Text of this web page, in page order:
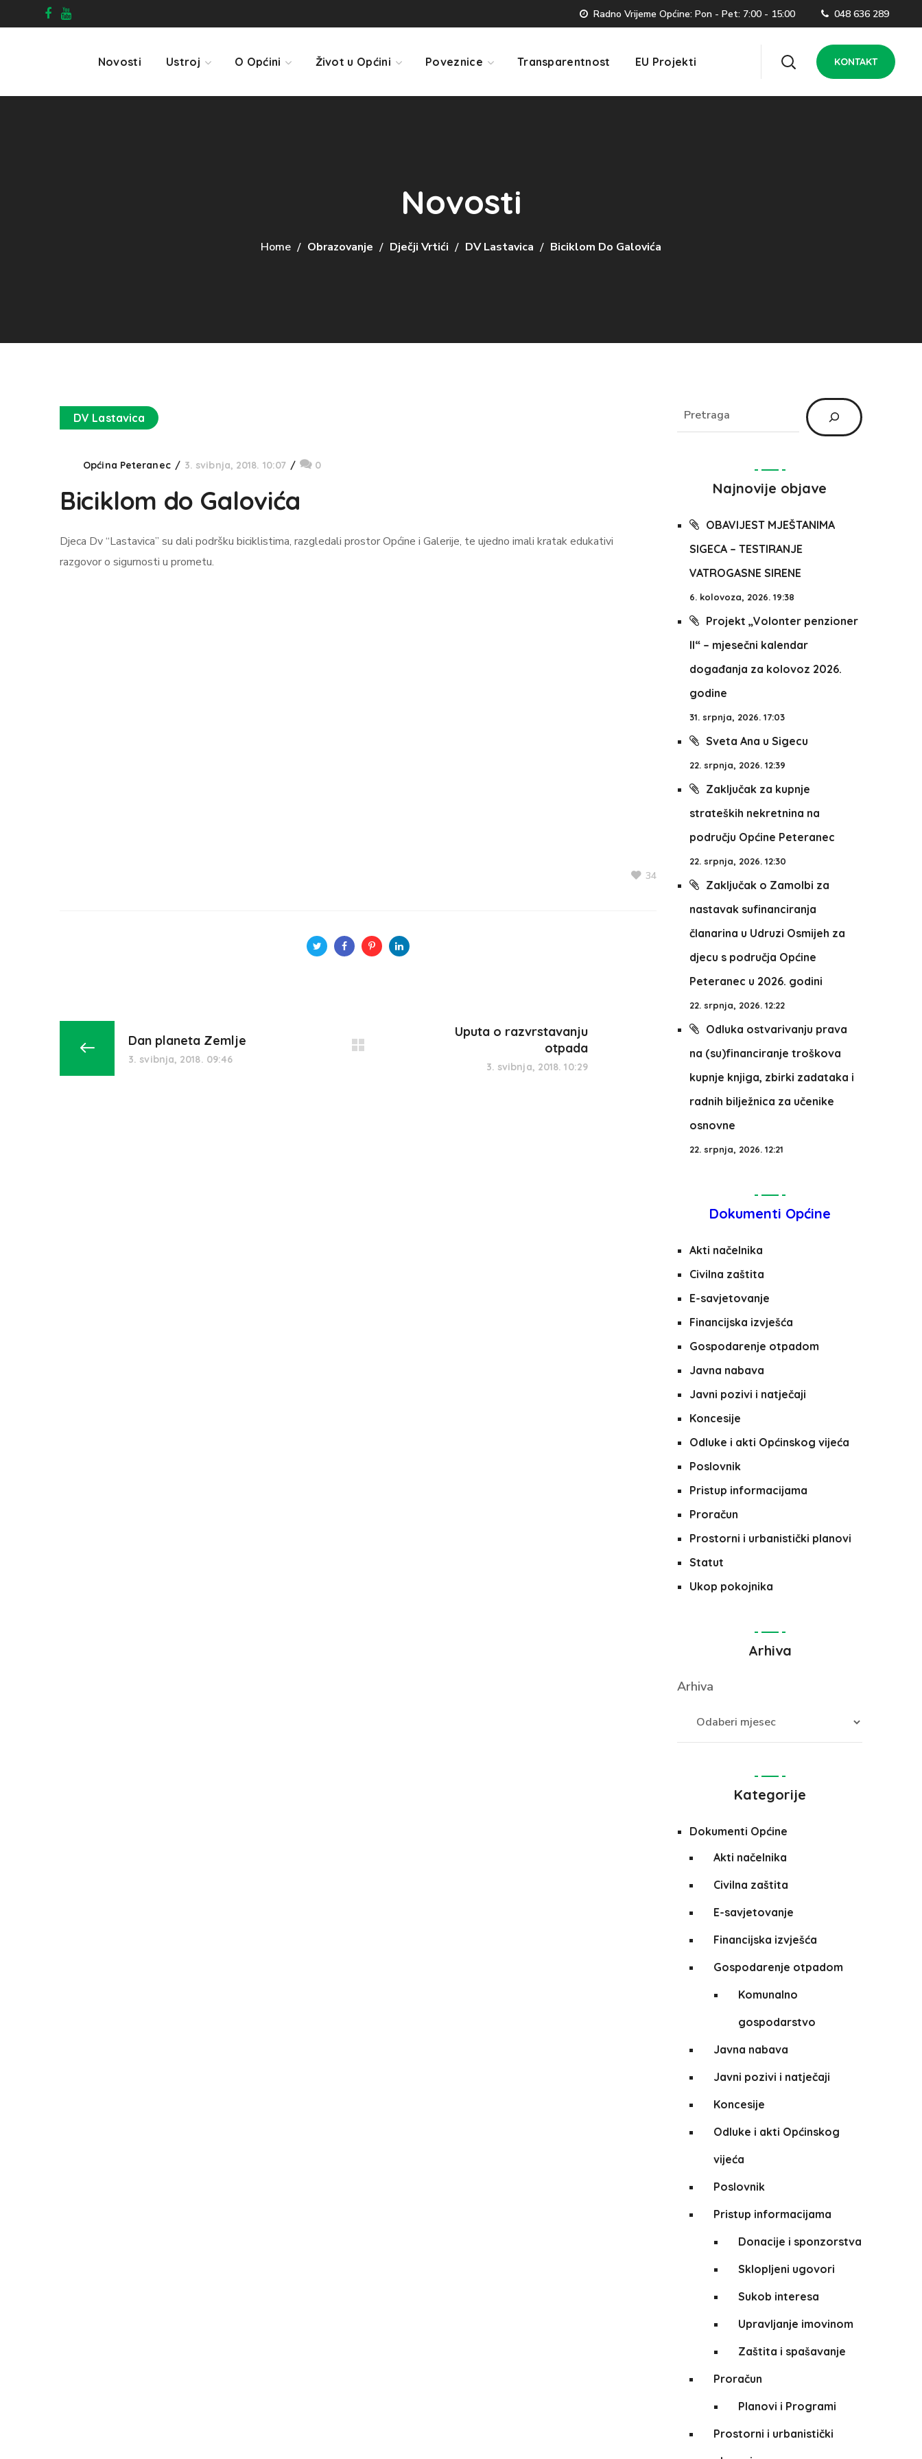
Radno Vrijeme Općine: Pon - Pet: 7:00 - 15:00 048 636 289
Novosti Ustroj O Općini Život u Općini Poveznice Transparentnost EU Projekti KONTAKT
Novosti
Home Obrazovanje Dječji Vrtići DV Lastavica Biciklom Do Galovića
DV Lastavica
Općina Peteranec 3. svibnja, 2018. 10:07 0
Biciklom do Galovića
Djeca Dv “Lastavica” su dali podršku biciklistima, razgledali prostor Općine i Galerije, te ujedno imali kratak edukativi
razgovor o sigurnosti u prometu.
34
Dan planeta Zemlje
3. svibnja, 2018. 09:46
Uputa o razvrstavanju
otpada
3. svibnja, 2018. 10:29
Najnovije objave
OBAVIJEST MJEŠTANIMA
SIGECA – TESTIRANJE
VATROGASNE SIRENE
6. kolovoza, 2026. 19:38
Projekt „Volonter penzioner
II“ – mjesečni kalendar
događanja za kolovoz 2026.
godine
31. srpnja, 2026. 17:03
Sveta Ana u Sigecu
22. srpnja, 2026. 12:39
Zaključak za kupnje
strateških nekretnina na
području Općine Peteranec
22. srpnja, 2026. 12:30
Zaključak o Zamolbi za
nastavak sufinanciranja
članarina u Udruzi Osmijeh za
djecu s područja Općine
Peteranec u 2026. godini
22. srpnja, 2026. 12:22
Odluka ostvarivanju prava
na (su)financiranje troškova
kupnje knjiga, zbirki zadataka i
radnih bilježnica za učenike
osnovne
22. srpnja, 2026. 12:21
Dokumenti Općine
Akti načelnika
Civilna zaštita
E-savjetovanje
Financijska izvješća
Gospodarenje otpadom
Javna nabava
Javni pozivi i natječaji
Koncesije
Odluke i akti Općinskog vijeća
Poslovnik
Pristup informacijama
Proračun
Prostorni i urbanistički planovi
Statut
Ukop pokojnika
Arhiva
Arhiva
Kategorije
Dokumenti Općine
Akti načelnika
Civilna zaštita
E-savjetovanje
Financijska izvješća
Gospodarenje otpadom
Komunalno
gospodarstvo
Javna nabava
Javni pozivi i natječaji
Koncesije
Odluke i akti Općinskog
vijeća
Poslovnik
Pristup informacijama
Donacije i sponzorstva
Sklopljeni ugovori
Sukob interesa
Upravljanje imovinom
Zaštita i spašavanje
Proračun
Planovi i Programi
Prostorni i urbanistički